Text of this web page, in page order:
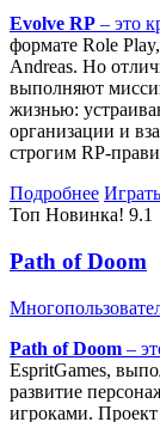
Evolve RP – это
формате Role
Andreas. Но
выполняют
жизнью:
организации и
строгим RP-
Подробнее
Топ Новинка! 9.1
Path of Doom
Path of Doom –
EspritGames,
развитие
игроками.